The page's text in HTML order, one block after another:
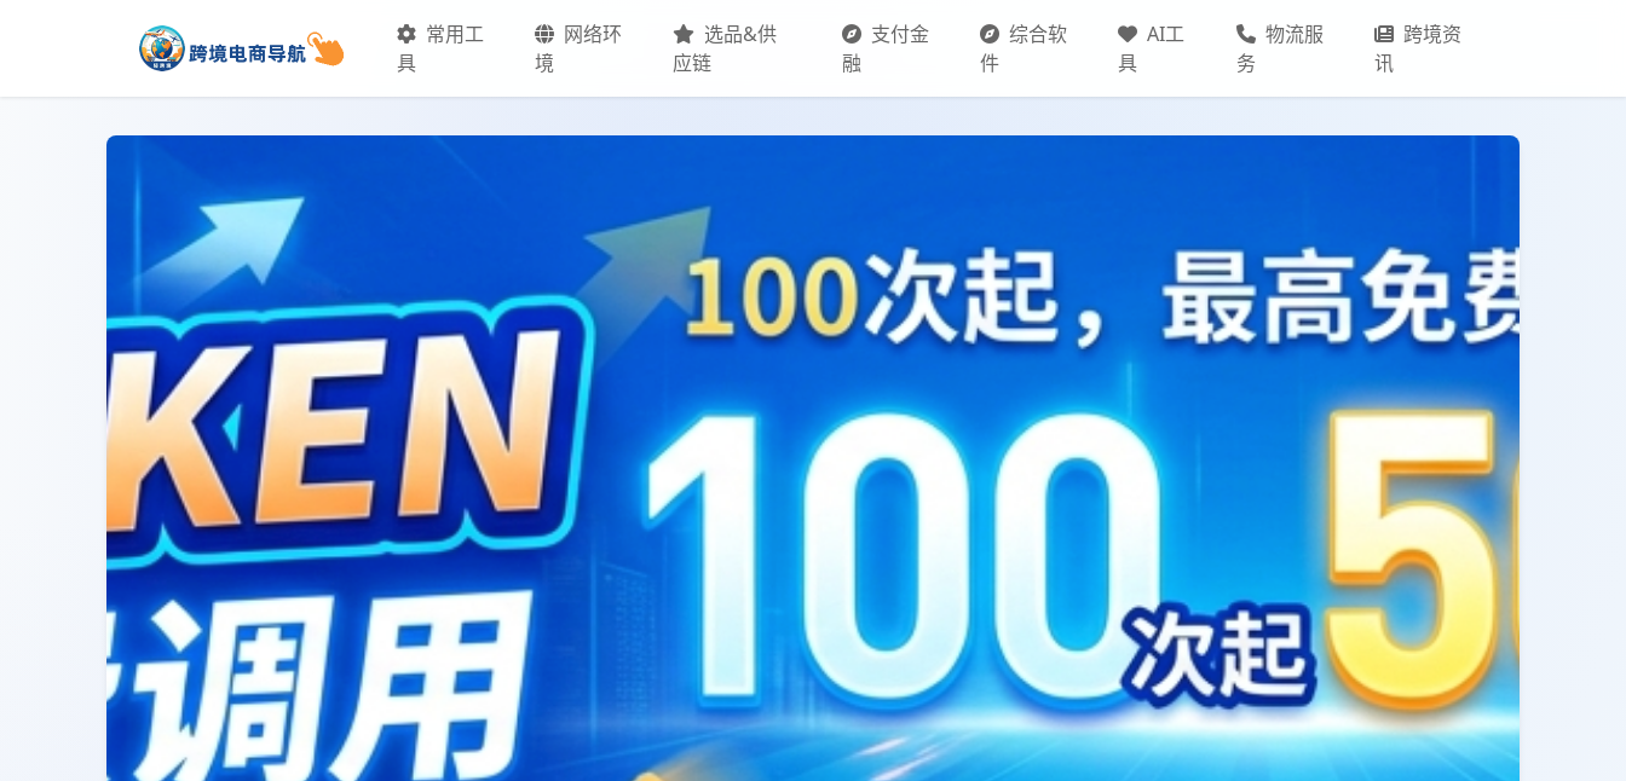
常用工
具
网络环
境
选品&供
应链
支付金
融
综合软
件
AI工
具
物流服
务
跨境资
讯